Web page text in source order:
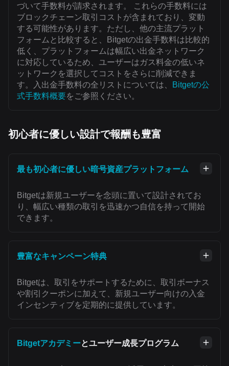
づいて手数料が請求されます。 これらの手数料には
ブロックチェーン取引コストが含まれており、変動
する可能性があります。ただし、他の主流プラット
フォームと比較すると、Bitgetの出金手数料は比較的
低く、プラットフォームは幅広い出金ネットワーク
に対応しているため、ユーザーはガス料金の低いネ
ットワークを選択してコストをさらに削減できま
す。入出金手数料の全リストについては、
Bitgetの公
式手数料概要をご参照ください。
初心者に優しい設計で報酬も豊富
最も初心者に優しい暗号資産プラットフォーム
Bitgetは新規ユーザーを念頭に置いて設計されてお
り、幅広い種類の取引を迅速かつ自信を持って開始
できます。
豊富なキャンペーン特典
Bitgetは、取引をサポートするために、取引ボーナス
や割引クーポンに加えて、新規ユーザー向けの入金
インセンティブを定期的に提供しています。
Bitgetアカデミーとユーザー成長プログラム